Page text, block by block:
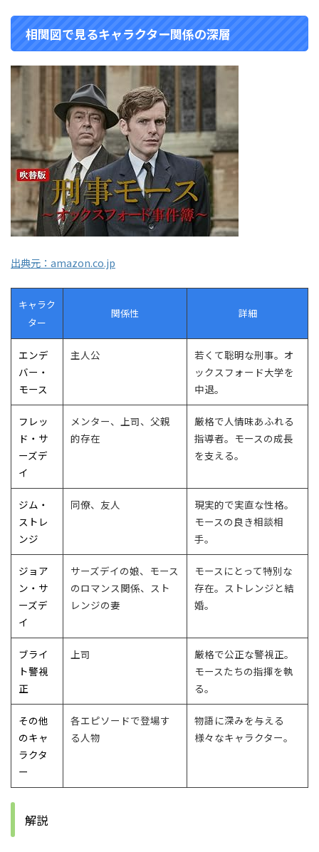
相関図で見るキャラクター関係の深層
出典元：amazon.co.jp
キャラク
ター
関係性 詳細
エンデ
バー・
モース
主人公
若くて聡明な刑事。オ
ックスフォード大学を
中退。
フレッ
ド・サ
ーズデ
イ
メンター、上司、父親
的存在
厳格で人情味あふれる
指導者。モースの成長
を支える。
ジム・
ストレ
ンジ
同僚、友人
現実的で実直な性格。
モースの良き相談相
手。
ジョア
ン・サ
ーズデ
イ
サーズデイの娘、モース
のロマンス関係、スト
レンジの妻
モースにとって特別な
存在。ストレンジと結
婚。
ブライ
ト警視
正
上司
厳格で公正な警視正。
モースたちの指揮を執
る。
その他
のキャ
ラクタ
ー
各エピソードで登場す
る人物
物語に深みを与える
様々なキャラクター。
解説